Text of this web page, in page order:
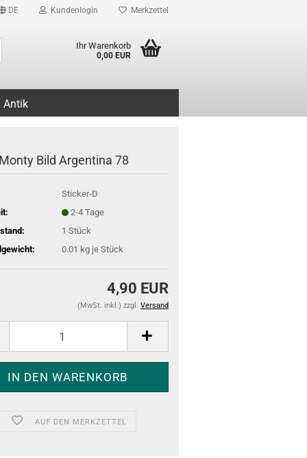
DE Kundenlogin Merkzettel
Ihr Warenkorb
0,00 EUR
Antik
Bild Argentina 78
Sticker-D
2-4 Tage
1 Stück
0.01 kg je Stück
4,90 EUR
(MwSt. inkl.) zzgl. Versand
AUF DEN MERKZETTEL